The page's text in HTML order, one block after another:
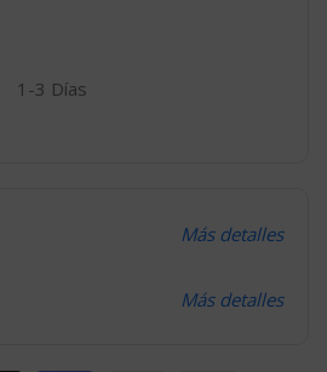
1-3 Días
Más detalles
Más detalles